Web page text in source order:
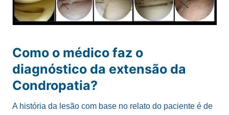
Como o médico faz o
diagnóstico da extensão da
Condropatia?
A história da lesão com base no relato do paciente é de